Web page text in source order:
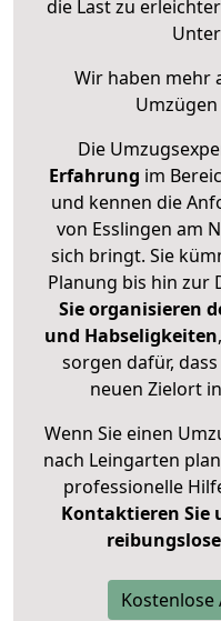
die Last zu
Wir haben mehr
Die
Erfahrung im
und kennen die
von Esslingen am
sich bringt. Sie
Planung bis hin zur
Sie organisieren
und Habseligkeiten
sorgen dafür,
neuen Zielort
Wenn Sie einen
nach Leingarten
professionelle
Kontaktieren Sie